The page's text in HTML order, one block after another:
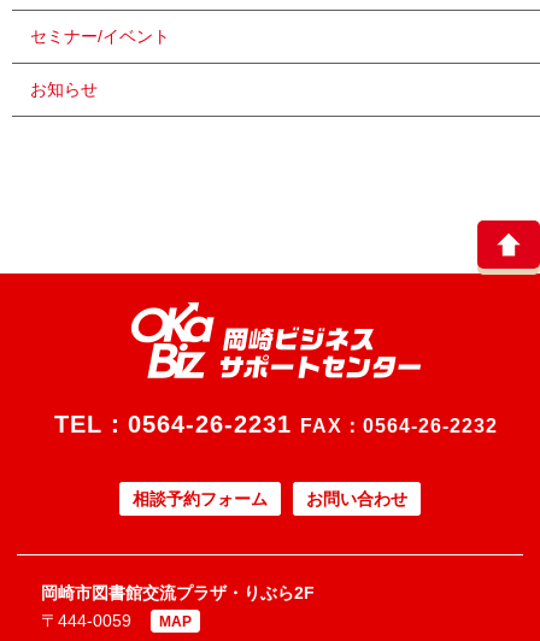
セミナー/イベント
お知らせ
TEL： 0564-26-2231 FAX：0564-26-2232
相談予約フォーム お問い合わせ
岡崎市図書館交流プラザ・りぶら2F
〒444-0059
MAP